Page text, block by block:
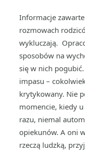
Informacje
rozmowach
wykluczają.
sposobów na
się w nich
impasu –
krytykowany. Nie
momencie, kiedy
razu, niemal
opiekunów. A oni
rzeczą ludzką,